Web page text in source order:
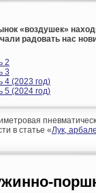
«воздушек»
радовать нас
2
3
4 (2023 год)
5 (2024 год)
в статье «Лук,